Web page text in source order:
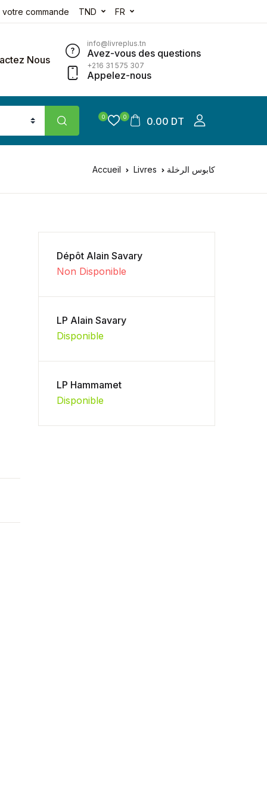
votre commande TND FR
Nous
info@livreplus.tn
Avez-vous des questions
+216 31 575 307
Appelez-nous
0 0 0.00 DT
Accueil Livres كابوس الرخلة
Dépôt Alain Savary
Non Disponible
LP Alain Savary
Disponible
LP Hammamet
Disponible